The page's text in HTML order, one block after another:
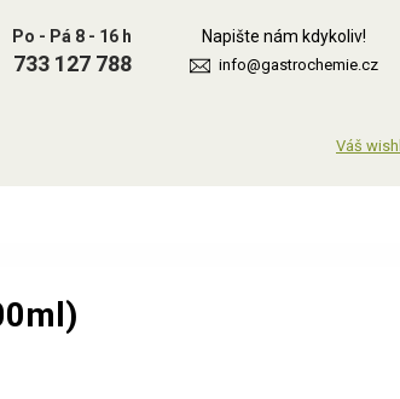
Po - Pá 8 - 16 h
733 127 788
Napište nám kdykoliv!
info@gastrochemie.cz